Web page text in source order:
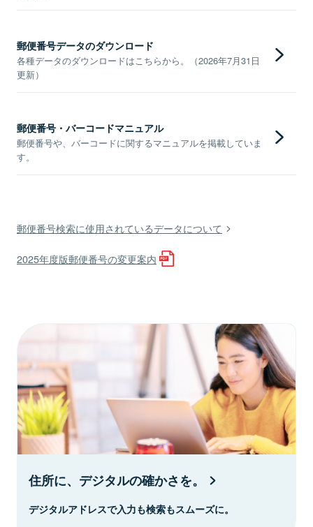
郵便番号データのダウンロード
各種データのダウンロードはこちらから。（2026年7月31日
更新）
郵便番号・バーコードマニュアル
郵便番号や、バーコードに関するマニュアルを掲載していま
す。
郵便番号検索に使用されているデータについて
2025年度版郵便番号の変更案内
住所に、デジタルの確かさを。
デジタルアドレスで入力も検索もスムーズに。